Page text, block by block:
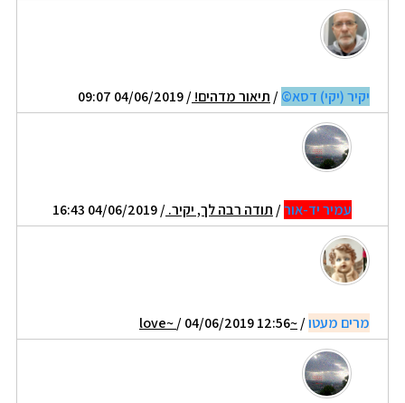
יקיר (יקי) דסא©/ תיאור מדהים!/ 04/06/2019 09:07
עמיר יד-אור/ תודה רבה לך, יקיר./ 04/06/2019 16:43
מרים מעטו/
~love~
/ 04/06/2019 12:56